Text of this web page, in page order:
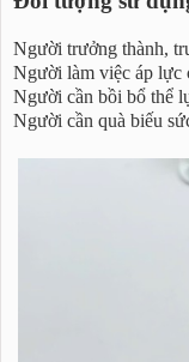
Người trưởng thành,
Người làm việc áp lực
Người cần bồi bổ thể
Người cần quà biếu